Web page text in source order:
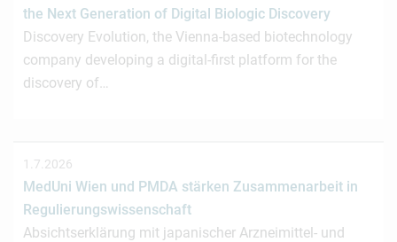
the Next Generation of Digital Biologic Discovery
Discovery Evolution, the Vienna-based biotechnology
company developing a digital-first platform for the
discovery of…
1.7.2026
MedUni Wien und PMDA stärken Zusammenarbeit in
Regulierungswissenschaft
Absichtserklärung mit japanischer Arzneimittel- und